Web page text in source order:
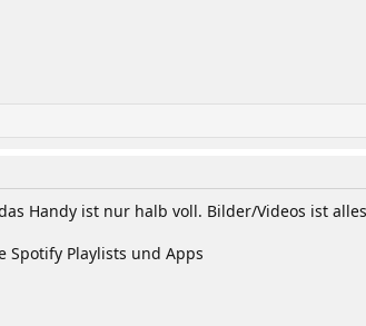
Handy ist nur halb voll. Bilder/Videos ist
Spotify Playlists und Apps